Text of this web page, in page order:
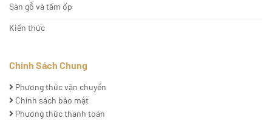
Sàn gỗ và tấm ốp
Kiến thức
Chính Sách Chung
Phương thức vận chuyển
Chính sách bảo mật
Phương thức thanh toán